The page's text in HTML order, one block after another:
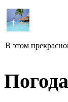
В этом